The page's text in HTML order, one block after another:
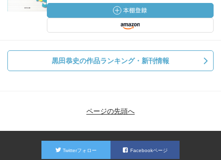
黒田恭史の作品ランキング・新刊情報
ページの先頭へ
Twitterフォロー Facebookページ